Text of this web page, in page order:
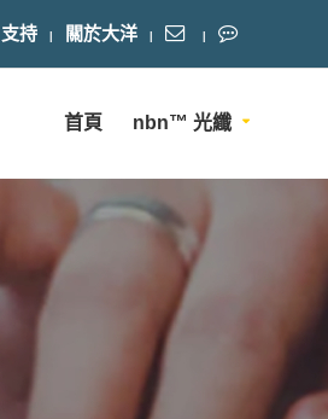
支持 關於大洋
首頁 nbn™ 光纖